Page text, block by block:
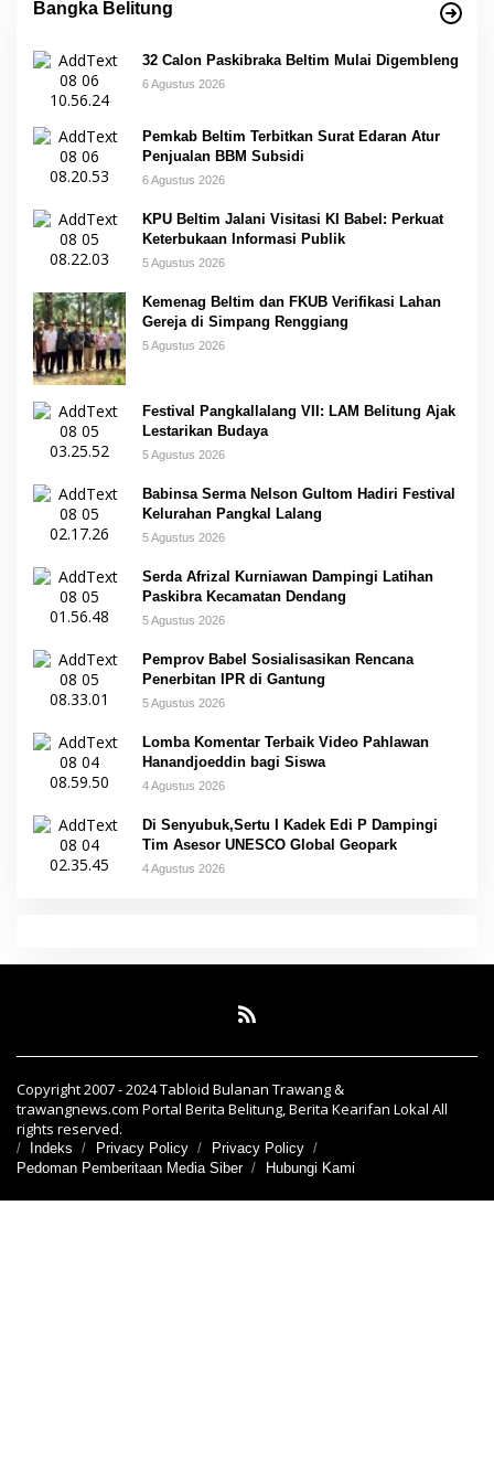
Bangka Belitung
32 Calon Paskibraka Beltim Mulai Digembleng
6 Agustus 2026
Pemkab Beltim Terbitkan Surat Edaran Atur
Penjualan BBM Subsidi
6 Agustus 2026
KPU Beltim Jalani Visitasi KI Babel: Perkuat
Keterbukaan Informasi Publik
5 Agustus 2026
Kemenag Beltim dan FKUB Verifikasi Lahan
Gereja di Simpang Renggiang
5 Agustus 2026
Festival Pangkallalang VII: LAM Belitung Ajak
Lestarikan Budaya
5 Agustus 2026
Babinsa Serma Nelson Gultom Hadiri Festival
Kelurahan Pangkal Lalang
5 Agustus 2026
Serda Afrizal Kurniawan Dampingi Latihan
Paskibra Kecamatan Dendang
5 Agustus 2026
Pemprov Babel Sosialisasikan Rencana
Penerbitan IPR di Gantung
5 Agustus 2026
Lomba Komentar Terbaik Video Pahlawan
Hanandjoeddin bagi Siswa
4 Agustus 2026
Di Senyubuk,Sertu I Kadek Edi P Dampingi
Tim Asesor UNESCO Global Geopark
4 Agustus 2026
Copyright 2007 - 2024 Tabloid Bulanan Trawang &
trawangnews.com Portal Berita Belitung, Berita Kearifan Lokal All
rights reserved.
Indeks Privacy Policy
Privacy Policy
Pedoman Pemberitaan Media Siber
Hubungi Kami